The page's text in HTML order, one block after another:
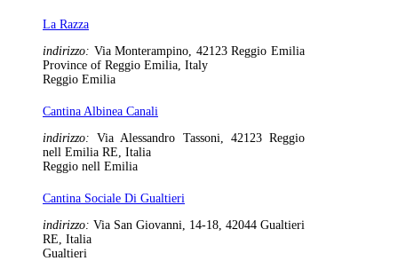
La Razza
indirizzo: Via Monterampino, 42123 Reggio Emilia
Province of Reggio Emilia, Italy
Reggio Emilia
Cantina Albinea Canali
indirizzo:Via Alessandro Tassoni, 42123 Reggio
nell Emilia RE, Italia
Reggio nell Emilia
Cantina Sociale Di Gualtieri
indirizzo: Via San Giovanni, 14-18, 42044 Gualtieri
RE, Italia
Gualtieri